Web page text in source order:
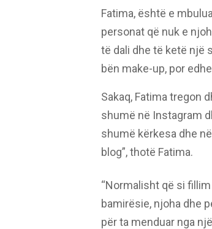
Fatima, është e
personat që nuk e
të dali dhe të ketë një
bën make-up, por
Sakaq, Fatima tregon
shumë në Instagram
shumë kërkesa dhe
blog”, thotë Fatima.
“Normalisht që si
bamirësie, njoha dhe
për ta menduar nga